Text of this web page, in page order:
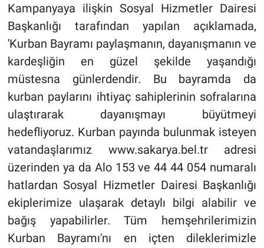
Kampanyaya ilişkin Sosyal Hizmetler Dairesi
Başkanlığı tarafından yapılan açıklamada,
'Kurban Bayramı paylaşmanın, dayanışmanın ve
kardeşliğin en güzel şekilde yaşandığı
müstesna günlerdendir. Bu bayramda da
kurban paylarını ihtiyaç sahiplerinin sofralarına
ulaştırarak dayanışmayı büyütmeyi
hedefliyoruz. Kurban payında bulunmak isteyen
vatandaşlarımız www.sakarya.bel.tr adresi
üzerinden ya da Alo 153 ve 44 44 054 numaralı
hatlardan Sosyal Hizmetler Dairesi Başkanlığı
ekiplerimize ulaşarak detaylı bilgi alabilir ve
bağış yapabilirler. Tüm hemşehrilerimizin
Kurban Bayramı'nı en içten dileklerimizle